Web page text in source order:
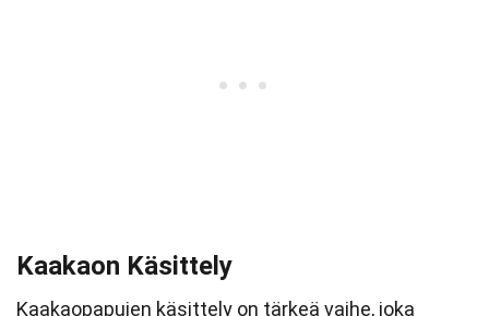
Kaakaon Käsittely
Kaakaopapujen käsittely on tärkeä vaihe, joka